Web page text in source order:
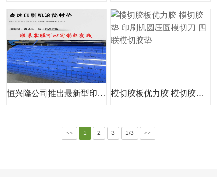
恒兴隆公司推出最新型印刷机专用画线印刷衬垫 带刻度印刷衬垫 印刷衬垫 环保印刷衬垫！！ 模切胶板优力胶 模切胶垫 印刷机圆压圆模切刀 四联模切胶垫
<< 1 2 3 1/3 >>